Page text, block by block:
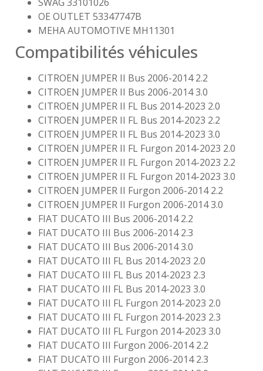
OE OUTLET 53347747B
MEHA AUTOMOTIVE MH11301
Compatibilités véhicules
CITROEN JUMPER II Bus 2006-2014 2.2
CITROEN JUMPER II Bus 2006-2014 3.0
CITROEN JUMPER II FL Bus 2014-2023 2.0
CITROEN JUMPER II FL Bus 2014-2023 2.2
CITROEN JUMPER II FL Bus 2014-2023 3.0
CITROEN JUMPER II FL Furgon 2014-2023 2.0
CITROEN JUMPER II FL Furgon 2014-2023 2.2
CITROEN JUMPER II FL Furgon 2014-2023 3.0
CITROEN JUMPER II Furgon 2006-2014 2.2
CITROEN JUMPER II Furgon 2006-2014 3.0
FIAT DUCATO III Bus 2006-2014 2.2
FIAT DUCATO III Bus 2006-2014 2.3
FIAT DUCATO III Bus 2006-2014 3.0
FIAT DUCATO III FL Bus 2014-2023 2.0
FIAT DUCATO III FL Bus 2014-2023 2.3
FIAT DUCATO III FL Bus 2014-2023 3.0
FIAT DUCATO III FL Furgon 2014-2023 2.0
FIAT DUCATO III FL Furgon 2014-2023 2.3
FIAT DUCATO III FL Furgon 2014-2023 3.0
FIAT DUCATO III Furgon 2006-2014 2.2
FIAT DUCATO III Furgon 2006-2014 2.3